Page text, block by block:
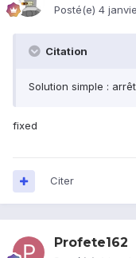
Posté(e) 4
Citation
Solution simple :
fixed
Citer
Profete162